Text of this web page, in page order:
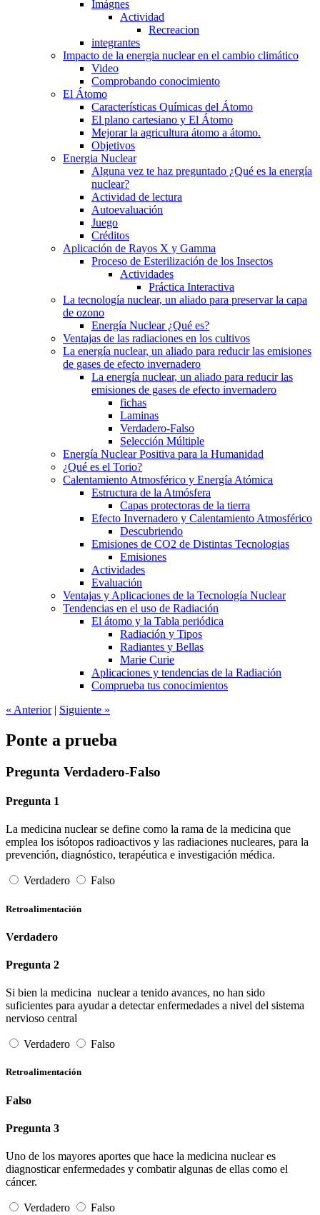
Imágnes
Actividad
Recreacion
integrantes
Impacto de la energia nuclear en el cambio climático
Video
Comprobando conocimiento
El Átomo
Características Químicas del Átomo
El plano cartesiano y El Átomo
Mejorar la agricultura átomo a átomo.
Objetivos
Energia Nuclear
Alguna vez te haz preguntado ¿Qué es la energía
nuclear?
Actividad de lectura
Autoevaluación
Juego
Créditos
Aplicación de Rayos X y Gamma
Proceso de Esterilización de los Insectos
Actividades
Práctica Interactiva
La tecnología nuclear, un aliado para preservar la capa
de ozono
Energía Nuclear ¿Qué es?
Ventajas de las radiaciones en los cultivos
La energía nuclear, un aliado para reducir las emisiones
de gases de efecto invernadero
La energía nuclear, un aliado para reducir las
emisiones de gases de efecto invernadero
fichas
Laminas
Verdadero-Falso
Selección Múltiple
Energía Nuclear Positiva para la Humanidad
¿Qué es el Torio?
Calentamiento Atmosférico y Energía Atómica
Estructura de la Atmósfera
Capas protectoras de la tierra
Efecto Invernadero y Calentamiento Atmosférico
Descubriendo
Emisiones de CO2 de Distintas Tecnologias
Emisiones
Actividades
Evaluación
Ventajas y Aplicaciones de la Tecnología Nuclear
Tendencias en el uso de Radiación
El átomo y la Tabla periódica
Radiación y Tipos
Radiantes y Bellas
Marie Curie
Aplicaciones y tendencias de la Radiación
Comprueba tus conocimientos
« Anterior | Siguiente »
Ponte a prueba
Pregunta Verdadero-Falso
Pregunta 1
La medicina nuclear se define como la rama de la medicina que
emplea los isótopos radioactivos y las radiaciones nucleares, para la
prevención, diagnóstico, terapéutica e investigación médica.
Verdadero Falso
Retroalimentación
Verdadero
Pregunta 2
Si bien la medicina nuclear a tenido avances, no han sido
suficientes para ayudar a detectar enfermedades a nivel del sistema
nervioso central
Verdadero Falso
Retroalimentación
Falso
Pregunta 3
Uno de los mayores aportes que hace la medicina nuclear es
diagnosticar enfermedades y combatir algunas de ellas como el
cáncer.
Verdadero Falso